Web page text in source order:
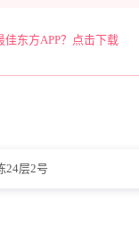
佳东方APP？点击下载
24层2号